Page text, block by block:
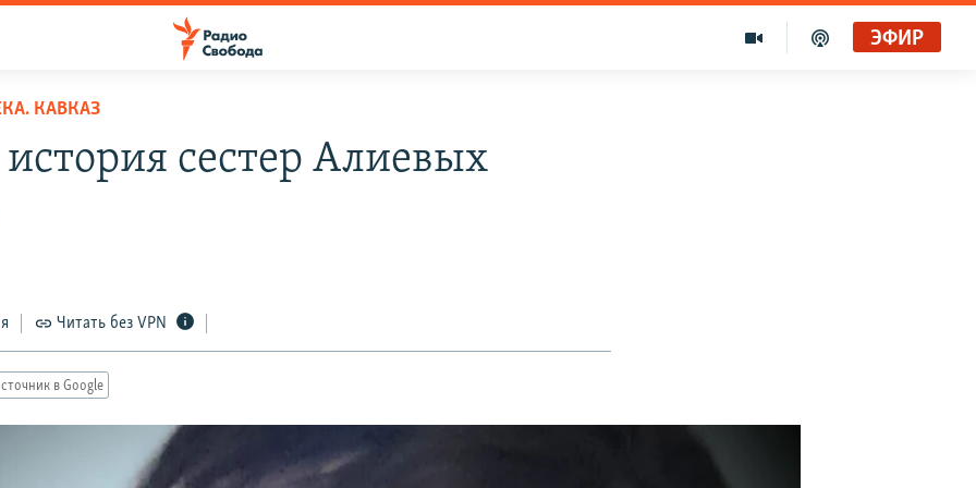
ЭФИР
КАВКАЗ
сестер Алиевых
Читать без VPN
в Google